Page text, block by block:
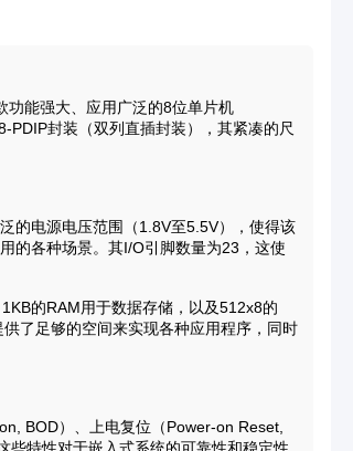
功能强大、应用广泛的8位单片机
PDIP封装（双列直插封装），其紧凑的尺
的电源电压范围（1.8V至5.5V），使得该
的各种场景。其I/O引脚数量为23，这使
的RAM用于数据存储，以及512x8的
了足够的空间来实现各种应用程序，同时
BOD）、上电复位（Power-on Reset,